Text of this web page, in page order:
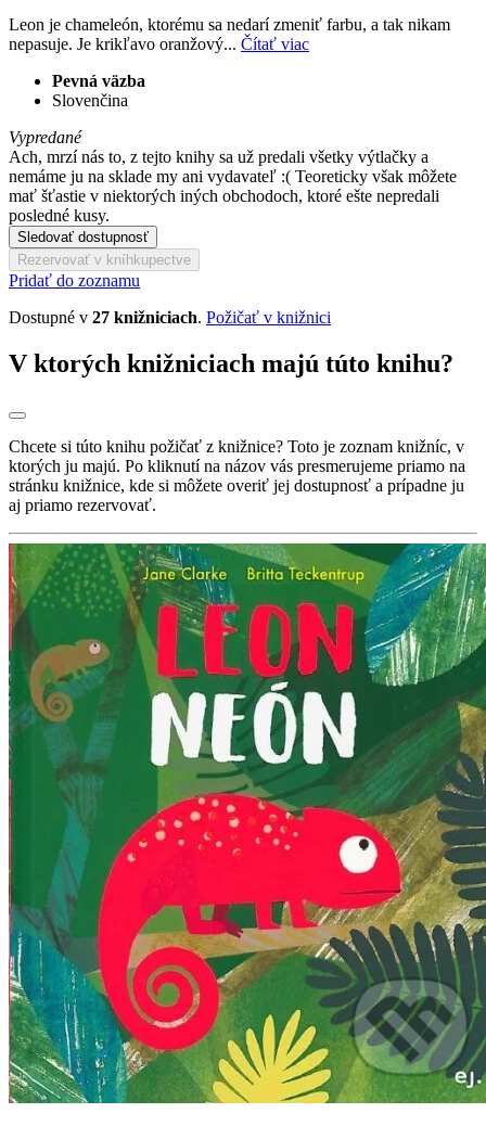
Leon je chameleón, ktorému sa nedarí zmeniť farbu, a tak nikam
nepasuje. Je krikľavo oranžový... Čítať viac
Pevná väzba
Slovenčina
Vypredané
Ach, mrzí nás to, z tejto knihy sa už predali všetky výtlačky a
nemáme ju na sklade my ani vydavateľ :( Teoreticky však môžete
mať šťastie v niektorých iných obchodoch, ktoré ešte nepredali
posledné kusy.
Sledovať dostupnosť
Rezervovať v kníhkupectve
Pridať do zoznamu
Dostupné v 27 knižniciach. Požičať v knižnici
V ktorých knižniciach majú túto knihu?
Chcete si túto knihu požičať z knižnice? Toto je zoznam knižníc, v
ktorých ju majú. Po kliknutí na názov vás presmerujeme priamo na
stránku knižnice, kde si môžete overiť jej dostupnosť a prípadne ju
aj priamo rezervovať.